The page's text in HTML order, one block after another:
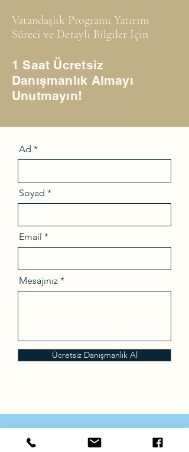
Vatandaşlık Programı Yatırım
Süreci ve Detaylı Bilgiler İçin
1 Saat Ücretsiz
Danışmanlık Almayı
Unutmayın!
Ad
Soyad
Email
Mesajınız
Ücretsiz Danışmanlık Al